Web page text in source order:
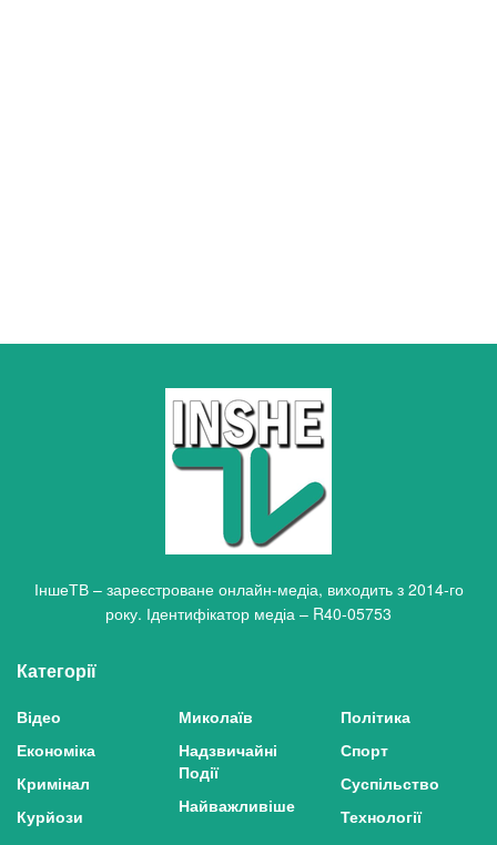
ІншеТВ – зареєстроване онлайн-медіа, виходить з 2014-го
року. Ідентифікатор медіа – R40-05753
Категорії
Відео
Економіка
Кримінал
Курйози
Миколаїв
Надзвичайні
Події
Найважливіше
Політика
Спорт
Суспільство
Технології